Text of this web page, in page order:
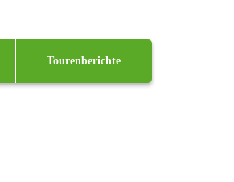
Facebook
Tourenberichte